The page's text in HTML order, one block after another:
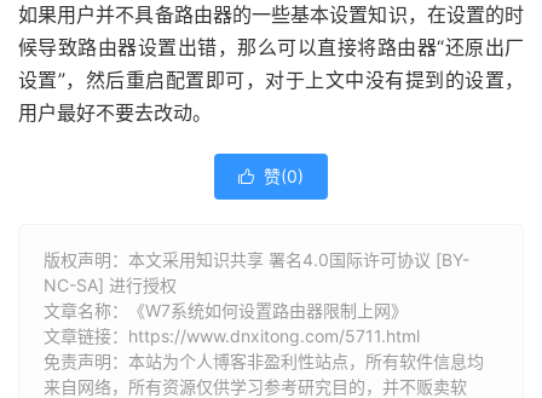
如果用户并不具备路由器的一些基本设置知识，在设置的时
候导致路由器设置出错，那么可以直接将路由器“还原出厂
设置”，然后重启配置即可，对于上文中没有提到的设置，
用户最好不要去改动。
 赞(0)
版权声明：本文采用知识共享 署名4.0国际许可协议 [BY-
NC-SA] 进行授权
文章名称：《W7系统如何设置路由器限制上网》
文章链接： https://www.dnxitong.com/5711.html
免责声明：本站为个人博客非盈利性站点，所有软件信息均
来自网络，所有资源仅供学习参考研究目的，并不贩卖软